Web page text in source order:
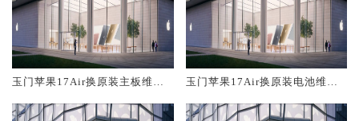
玉门苹果17Air换原装主板维修
玉门苹果17Air换原装电池维修